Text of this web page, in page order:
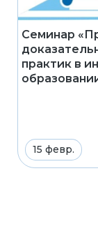
Семинар
практик в
15 февр.